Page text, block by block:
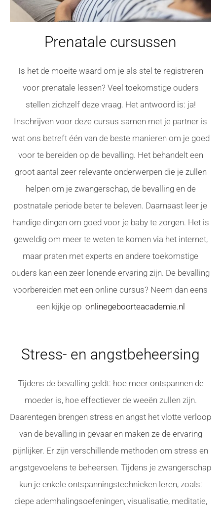
Prenatale cursussen
Is het de moeite waard om je als stel te registreren
voor prenatale lessen? Veel toekomstige ouders
stellen zichzelf deze vraag. Het antwoord is: ja!
Inschrijven voor deze cursus samen met je partner is
wat ons betreft één van de beste manieren om je goed
voor te bereiden op de bevalling. Het behandelt een
groot aantal zeer relevante onderwerpen die je zullen
helpen om je zwangerschap, de bevalling en de
postnatale periode beter te beleven. Daarnaast leer je
handige dingen om goed voor je baby te zorgen. Het is
geweldig om meer te weten te komen via het internet,
maar praten met experts en andere toekomstige
ouders kan een zeer lonende ervaring zijn. De bevalling
voorbereiden met een online cursus? Neem dan eens
een kijkje op onlinegeboorteacademie.nl
Stress- en angstbeheersing
Tijdens de bevalling geldt: hoe meer ontspannen de
moeder is, hoe effectiever de weeën zullen zijn.
Daarentegen brengen stress en angst het vlotte verloop
van de bevalling in gevaar en maken ze de ervaring
pijnlijker. Er zijn verschillende methoden om stress en
angstgevoelens te beheersen. Tijdens je zwangerschap
kun je enkele ontspanningstechnieken leren, zoals:
diepe ademhalingsoefeningen, visualisatie, meditatie,